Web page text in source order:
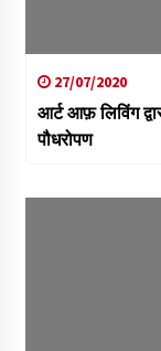
27/07/2020
आर्ट आफ़ लिविंग
पौधरोपण